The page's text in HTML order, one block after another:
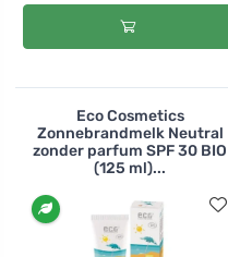
Eco Cosmetics
Zonnebrandmelk Neutral
zonder parfum SPF 30 BIO
(125 ml)...